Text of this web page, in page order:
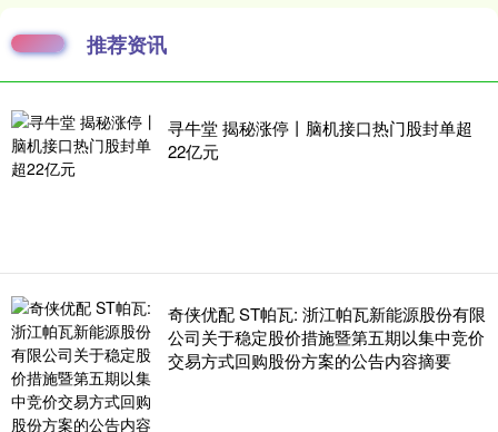
推荐资讯
寻牛堂 揭秘涨停丨脑机接口热门股封单超
22亿元
奇侠优配 ST帕瓦: 浙江帕瓦新能源股份有限
公司关于稳定股价措施暨第五期以集中竞价
交易方式回购股份方案的公告内容摘要